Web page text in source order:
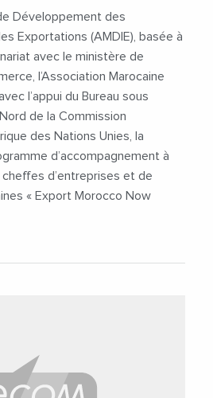
Développement des
Exportations (AMDIE), basée à
avec le ministère de
l’Association Marocaine
l’appui du Bureau sous
de la Commission
des Nations Unies, la
d’accompagnement à
cheffes d’entreprises et de
« Export Morocco Now